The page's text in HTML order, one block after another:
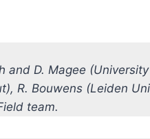
and D. Magee
R. Bouwens (Leiden
team.